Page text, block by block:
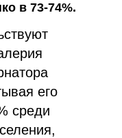
в 73-74%.
его
среди